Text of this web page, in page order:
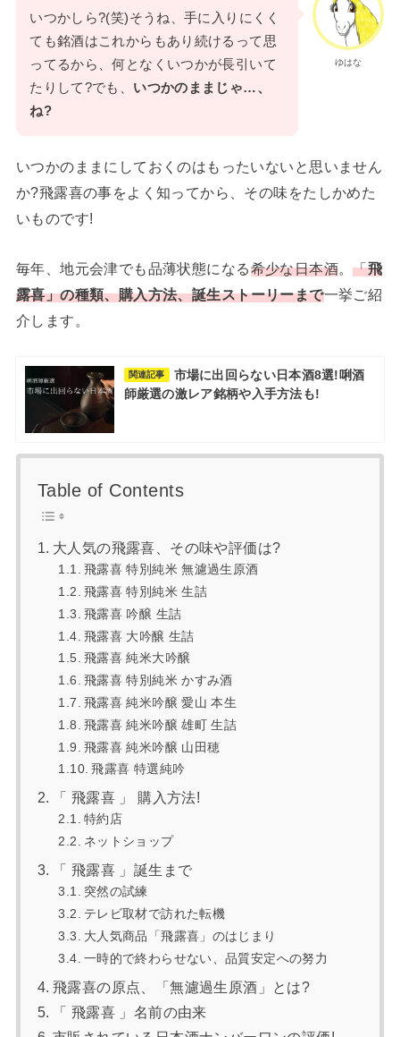
ゆはな
いつかしら?(笑)そうね、手に入りにくく
ても銘酒はこれからもあり続けるって思
ってるから、何となくいつかが長引いて
たりして?でも、 いつかのままじゃ…、
ね?
いつかのままにしておくのはもったいないと思いません
か?飛露喜の事をよく知ってから、その味をたしかめた
いものです!
毎年、地元会津でも品薄状態になる希少な日本酒。「飛
露喜」の種類、購入方法、誕生ストーリーまで一挙ご紹
介します。
関連記事
市場に出回らない日本酒8選!唎酒
師厳選の激レア銘柄や入手方法も!
Table of Contents
大人気の飛露喜、その味や評価は?
飛露喜 特別純米 無濾過生原酒
飛露喜 特別純米 生詰
飛露喜 吟醸 生詰
飛露喜 大吟醸 生詰
飛露喜 純米大吟醸
飛露喜 特別純米 かすみ酒
飛露喜 純米吟醸 愛山 本生
飛露喜 純米吟醸 雄町 生詰
飛露喜 純米吟醸 山田穂
飛露喜 特選純吟
「 飛露喜 」 購入方法!
特約店
ネットショップ
「 飛露喜 」誕生まで
突然の試練
テレビ取材で訪れた転機
大人気商品「飛露喜」のはじまり
一時的で終わらせない、品質安定への努力
飛露喜の原点、「無濾過生原酒」とは?
「 飛露喜 」名前の由来